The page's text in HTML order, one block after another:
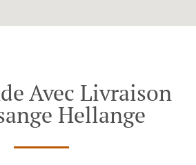
Avec Livraison
Hellange